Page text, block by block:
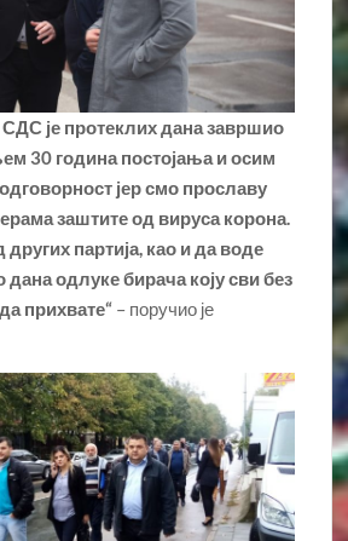
је протеклих дана завршио
30 година постојања и осим
јер смо прославу
заштите од вируса корона.
других партија, као и да воде
одлуке бирача коју сви без
прихвате“ – поручио је